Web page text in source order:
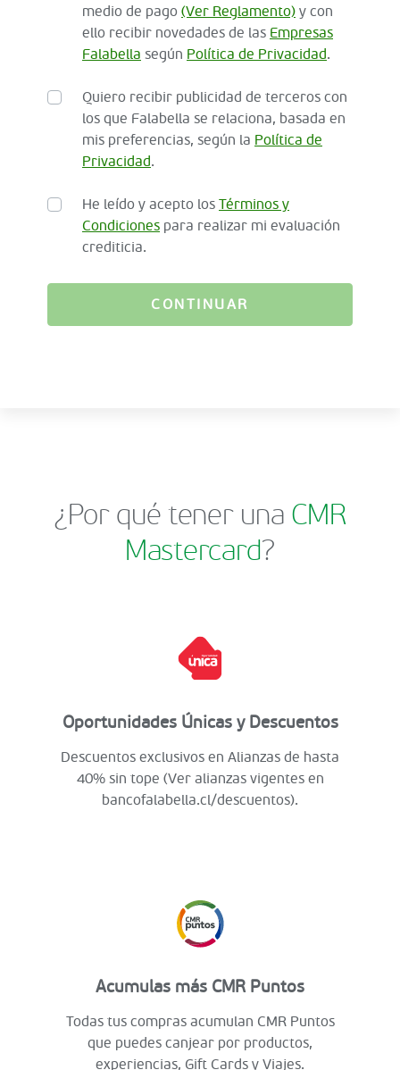
medio de pago (Ver Reglamento) y con
ello recibir novedades de las Empresas
Falabella según Política de Privacidad.
Quiero recibir publicidad de terceros con
los que Falabella se relaciona, basada en
mis preferencias, según la Política de
Privacidad.
He leído y acepto los Términos y
Condiciones para realizar mi evaluación
crediticia.
CONTINUAR
¿Por qué tener una CMR
Mastercard?
Oportunidades Únicas y Descuentos
Descuentos exclusivos en Alianzas de hasta
40% sin tope (Ver alianzas vigentes en
bancofalabella.cl/descuentos).
Acumulas más CMR Puntos
Todas tus compras acumulan CMR Puntos
que puedes canjear por productos,
experiencias, Gift Cards y Viajes.